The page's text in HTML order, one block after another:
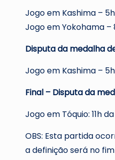
Jogo em Kashima –
Jogo em Yokohama –
Disputa da medalha
Jogo em Kashima –
Final – Disputa da
Jogo em Tóquio: 11h
OBS: Esta partida
a definição será no